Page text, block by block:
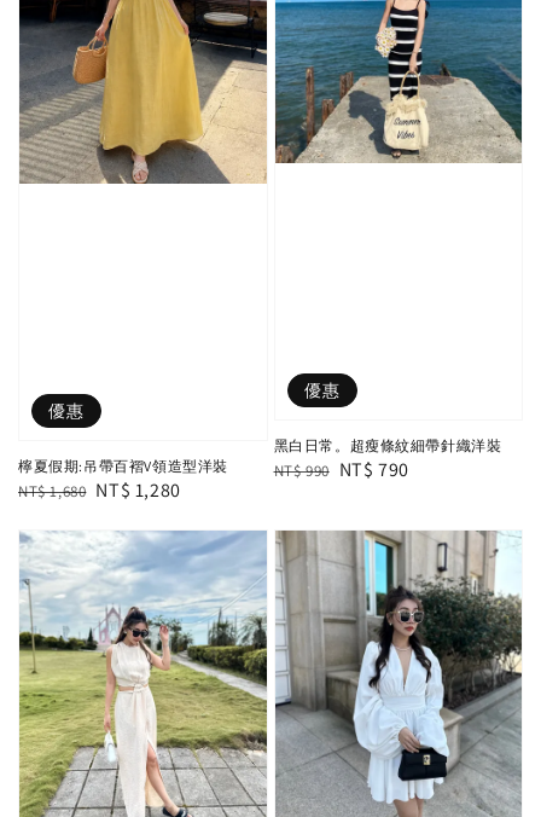
優惠
檸夏假期:吊帶百褶V領造型洋裝
Regular
NT$ 1,680 Sale
NT$ 1,280
優惠
黑白日常。超瘦條紋細帶針織洋裝
Regular
NT$ 990 Sale
NT$ 790